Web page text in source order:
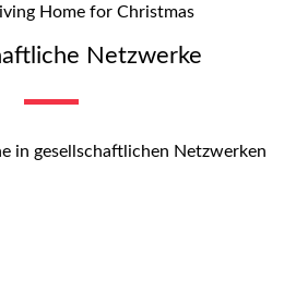
Home for Christmas
Netzwerke
in gesellschaftlichen Netzwerken